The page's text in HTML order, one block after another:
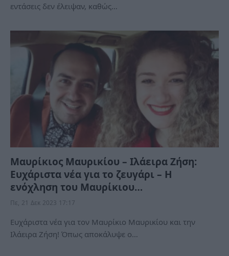
εντάσεις δεν έλειψαν, καθώς…
Μαυρίκιος Μαυρικίου – Ιλάειρα Ζήση:
Ευχάριστα νέα για το ζευγάρι – Η
ενόχληση του Μαυρίκιου…
Πε, 21 Δεκ 2023 17:17
Ευχάριστα νέα για τον Μαυρίκιο Μαυρικίου και την
Ιλάειρα Ζήση! Όπως αποκάλυψε ο…